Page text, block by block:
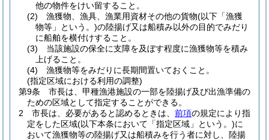
他の物件をけい留すること。
(2)
漁獲物、漁具、漁業用資材その他の貨物(以下「漁獲
物等」という。)の陸揚げ又は船積み以外の目的でみだり
に船舶を横付けすること。
(3)
当該施設の保全に支障を及ぼす程度に漁獲物等を積み
上げること。
(4)
漁獲物等をみだりに長期間置いておくこと。
(指定区域における利用の調整)
第9条
市長は、甲種漁港施設の一部を陸揚げ及び出漁準備の
ための区域として指定することができる。
2
市長は、必要があると認めるときは、 前項の規定により指
定をした区域(以下本条において「指定区域」という。)に
おいて漁獲物等の陸揚げ又は船積みを行う者に対し、陸揚